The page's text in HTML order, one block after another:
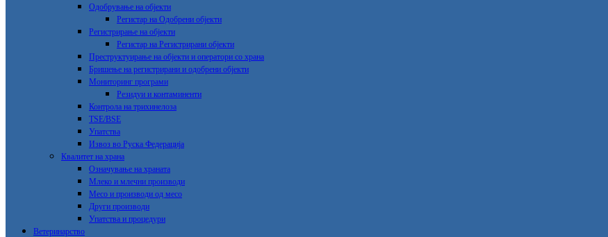
Одобрување на објекти
Регистар на Одобрени објекти
Регистрирање на објекти
Регистар на Регистрирани објекти
Преструктуирање на објекти и оператори со храна
Бришење на регистрирани и одобрени објекти
Мониторинг програми
Резидуи и контаминенти
Контрола на трихинелоза
TSE/BSE
Упатства
Извоз во Руска Федерација
Квалитет на храна
Означување на храната
Млеко и млечни производи
Месо и производи од месо
Други производи
Упатства и процедури
Ветеринарство